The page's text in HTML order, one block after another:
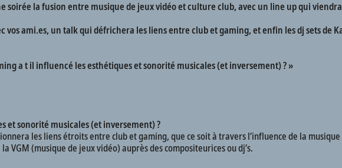
soirée la fusion entre musique de jeux vidéo et culture club, avec un line up qui
ami.es, un talk qui défrichera les liens entre club et gaming, et enfin les dj sets de
a t il influencé les esthétiques et sonorité musicales (et inversement) ? »
et sonorité musicales (et inversement) ?
les liens étroits entre club et gaming, que ce soit à travers l’influence de la
VGM (musique de jeux vidéo) auprès des compositeurices ou dj’s.